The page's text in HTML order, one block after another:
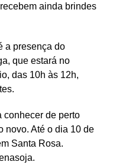
ainda brindes
a presença do
que estará no
das 10h às 12h,
conhecer de perto
novo. Até o dia 10 de
Santa Rosa.